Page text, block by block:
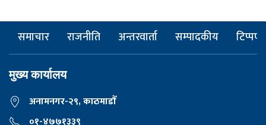
समाचार राजनीति अन्तरवार्ता सम्पादकीय टिप्पणी
मुख्य कार्यालय
अनामनगर-२९, काठमाडाैँ
०१-४७७१३३९